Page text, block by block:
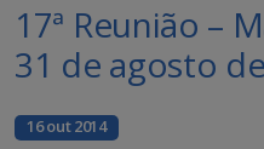
17ª Reunião –
31 de agosto
16 out 2014